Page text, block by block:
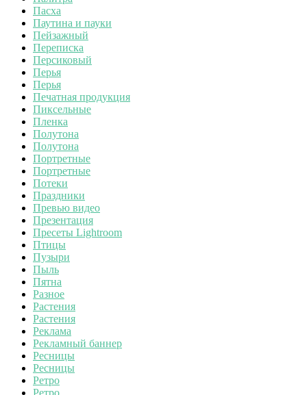
Пасха
Паутина и пауки
Пейзажный
Переписка
Персиковый
Перья
Перья
Печатная продукция
Пиксельные
Пленка
Полутона
Полутона
Портретные
Портретные
Потеки
Праздники
Превью видео
Презентация
Пресеты Lightroom
Птицы
Пузыри
Пыль
Пятна
Разное
Растения
Растения
Реклама
Рекламный баннер
Ресницы
Ресницы
Ретро
Ретро